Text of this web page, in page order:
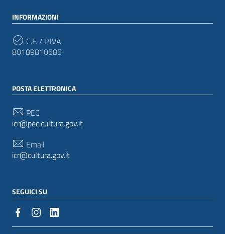
INFORMAZIONI
C.F. / P.IVA
80189810585
POSTA ELETTRONICA
PEC
icr@pec.cultura.gov.it
Email
icr@cultura.gov.it
SEGUICI SU